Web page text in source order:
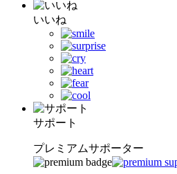
いいね
サポート
プレミアムサポーター